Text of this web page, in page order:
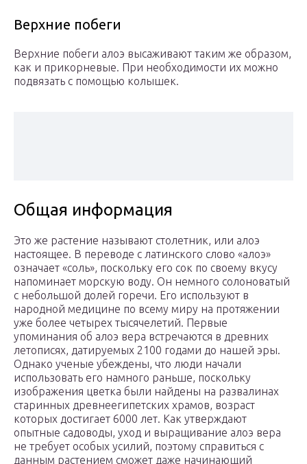
Верхние побеги
Верхние побеги алоэ высаживают таким же образом,
как и прикорневые. При необходимости их можно
подвязать с помощью колышек.
Общая информация
Это же растение называют столетник, или алоэ
настоящее. В переводе с латинского слово «алоэ»
означает «соль», поскольку его сок по своему вкусу
напоминает морскую воду. Он немного солоноватый
с небольшой долей горечи. Его используют в
народной медицине по всему миру на протяжении
уже более четырех тысячелетий. Первые
упоминания об алоэ вера встречаются в древних
летописях, датируемых 2100 годами до нашей эры.
Однако ученые убеждены, что люди начали
использовать его намного раньше, поскольку
изображения цветка были найдены на развалинах
старинных древнеегипетских храмов, возраст
которых достигает 6000 лет. Как утверждают
опытные садоводы, уход и выращивание алоэ вера
не требует особых усилий, поэтому справиться с
данным растением сможет даже начинающий